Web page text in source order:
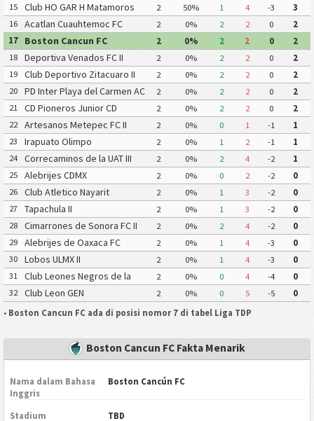
15
Club HO GAR H Matamoros
Gavilanes FC Matamoros II
2 50% 1 4 -3
3
16
Acatlan Cuauhtemoc FC 2 0% 2 2 0
2
17
Boston Cancun FC 2 0% 2 2 0
2
18
Deportiva Venados FC II 2 0% 2 2 0
2
19
Club Deportivo Zitacuaro II 2 0% 2 2 0
2
20
PD Inter Playa del Carmen AC
II
2 0% 2 2 0
2
21
CD Pioneros Junior CD
Pioneros de Cancun II
2 0% 2 2 0
2
22
Artesanos Metepec FC II 2 0% 0 1 -1
1
23
Irapuato Olimpo 2 0% 1 2 -1
1
24
Correcaminos de la UAT III 2 0% 2 4 -2
1
25
Alebrijes CDMX 2 0% 0 2 -2
0
26
Club Atletico Nayarit 2 0% 1 3 -2
0
27
Tapachula II 2 0% 1 3 -2
0
28
Cimarrones de Sonora FC II 2 0% 2 4 -2
0
29
Alebrijes de Oaxaca FC 2 0% 1 4 -3
0
30
Lobos ULMX II 2 0% 1 4 -3
0
31
Club Leones Negros de la
Universidad de Guadalajara III
2 0% 0 4 -4
0
32
Club Leon GEN 2 0% 0 5 -5
0
• Boston Cancun FC ada di posisi nomor 7 di tabel Liga TDP
Boston Cancun FC Fakta Menarik
Nama dalam Bahasa
Inggris
Boston Cancún FC
Stadium TBD